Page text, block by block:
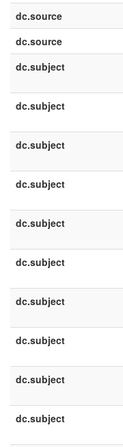
dc.source
dc.source
dc.subject
dc.subject
dc.subject
dc.subject
dc.subject
dc.subject
dc.subject
dc.subject
dc.subject
dc.subject